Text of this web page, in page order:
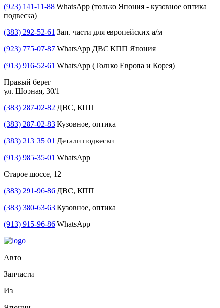
(923) 141-11-88 WhatsApp (только Япония - кузовное оптика
подвеска)
(383) 292-52-61 Зап. части для европейских а/м
(923) 775-07-87 WhatsApp ДВС КПП Япония
(913) 916-52-61 WhatsApp (Только Европа и Корея)
Правый берег
ул. Шорная, 30/1
(383) 287-02-82 ДВС, КПП
(383) 287-02-83 Кузовное, оптика
(383) 213-35-01 Детали подвески
(913) 985-35-01 WhatsApp
Старое шоссе, 12
(383) 291-96-86 ДВС, КПП
(383) 380-63-63 Кузовное, оптика
(913) 915-96-86 WhatsApp
Авто
Запчасти
Из